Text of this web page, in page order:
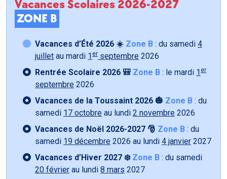
Vacances Scolaires 2026-2027
ZONE B
Vacances d’Été 2026 ☀️ Zone B : du samedi 4
juillet au mardi 1 er septembre 2026
Rentrée Scolaire 2026 🎒 Zone B : le mardi 1 er
septembre 2026
Vacances de la Toussaint 2026 🎃 Zone B : du
samedi 17 octobre au lundi 2 novembre 2026
Vacances de Noël 2026-2027 🎅 Zone B : du
samedi 19 décembre 2026 au lundi 4 janvier 2027
Vacances d’Hiver 2027 ❄️ Zone B : du samedi
20 février au lundi 8 mars 2027